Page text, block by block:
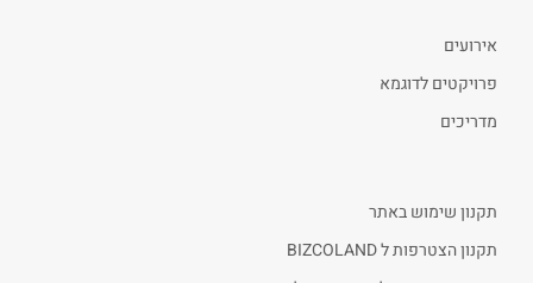
אירועים
פרויקטים לדוגמא
מדריכים
תקנון שימוש באתר
תקנון הצטרפות ל BIZCOLAND